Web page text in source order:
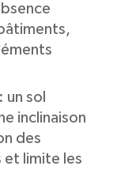
: un sol
inclinaison
des
limite les